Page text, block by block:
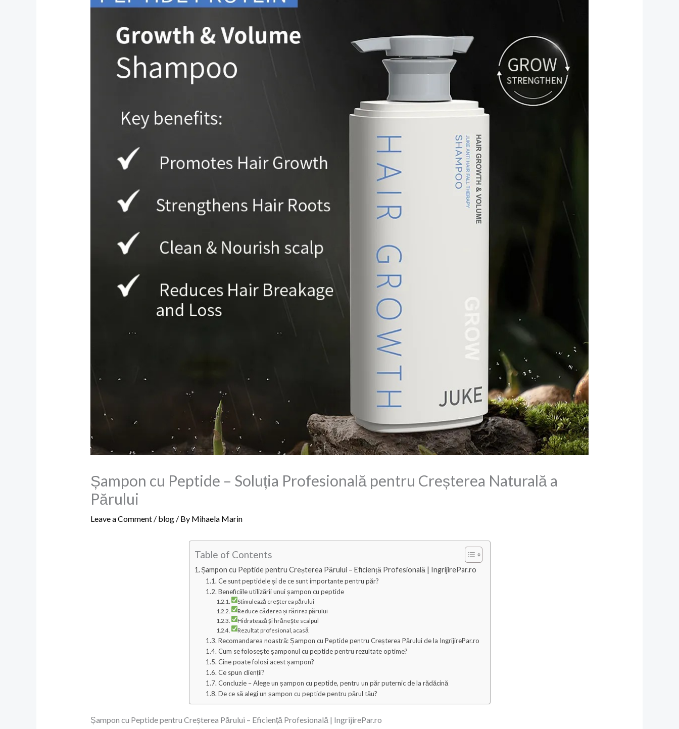
Șampon cu Peptide – Soluția Profesională pentru Creșterea Naturală a
Părului
Leave a Comment / blog/ By Mihaela Marin
Table of Contents
Șampon cu Peptide pentru Creșterea Părului – Eficiență Profesională | IngrijirePar.ro
Ce sunt peptidele și de ce sunt importante pentru păr?
Beneficiile utilizării unui șampon cu peptide
Stimulează creșterea părului
Reduce căderea și rărirea părului
Hidratează și hrănește scalpul
Rezultat profesional, acasă
Recomandarea noastră: Șampon cu Peptide pentru Creșterea Părului de la IngrijirePar.ro
Cum se folosește șamponul cu peptide pentru rezultate optime?
Cine poate folosi acest șampon?
Ce spun clienții?
Concluzie – Alege un șampon cu peptide, pentru un păr puternic de la rădăcină
De ce să alegi un șampon cu peptide pentru părul tău?
Șampon cu Peptide pentru Creșterea Părului – Eficiență Profesională | IngrijirePar.ro